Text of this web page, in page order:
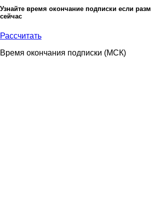
Узнайте время окончание подписки если
сейчас
Рассчитать
Время окончания подписки (МСК)